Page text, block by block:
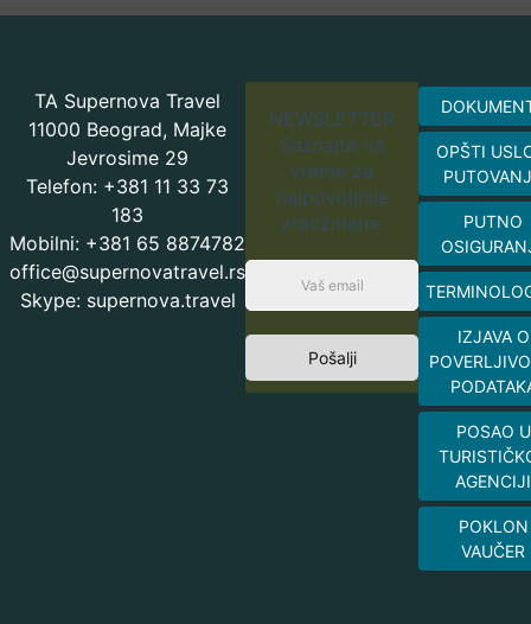
TA Supernova Travel
11000 Beograd, Majke
Jevrosime 29
Telefon: +381 11 33 73
183
Mobilni: +381 65 8874782
office@supernovatravel.rs
Skype: supernova.travel
NEWSLETTER
Saznajte na
vreme za
najpovoljnije
aranžmane.
Pošalji
OPŠTI
PUTNO
IZJAVA O
POSAO U
AGENCIJI
POKLON
VAUČER